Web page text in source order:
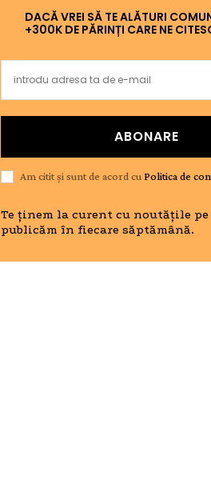
DACĂ VREI SĂ TE ALĂTURI
+300K DE PĂRINȚI CARE NE
ABONARE
Am citit și sunt de acord cuPolitica de
Te ținem la curent cu noutățile pe
publicăm în fiecare săptămână.